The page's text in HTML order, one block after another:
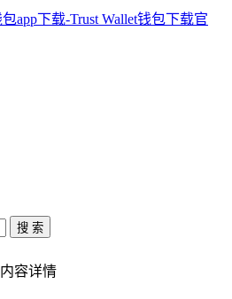
搜 索
内容详情